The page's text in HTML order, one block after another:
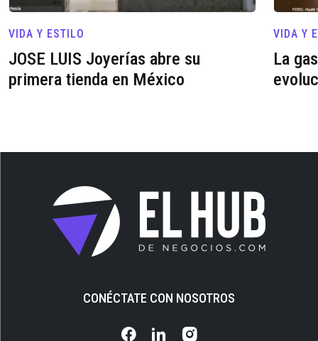
VIDA Y ESTILO
JOSE LUIS Joyerías abre su
primera tienda en México
VIDA Y
La
CONÉCTATE CON NOSOTROS